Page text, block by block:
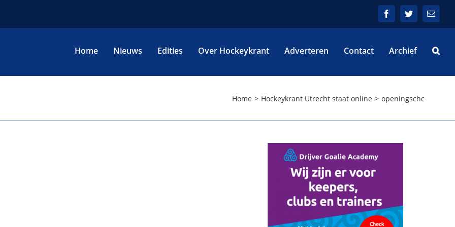
FacebookTwitterE-
mail
Home Nieuws Edities Over Hockeykrant Adverteren Contact Archief
Home Hockeykrant Utrecht staat online openingschc